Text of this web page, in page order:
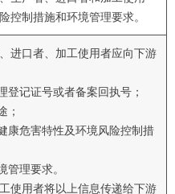
控制措施和环境管理要求。
进口者、加工使用者应向下游
登记证号或者备案回执号；
；
康危害特性及环境风险控制措
管理要求。
使用者将以上信息传递给下游